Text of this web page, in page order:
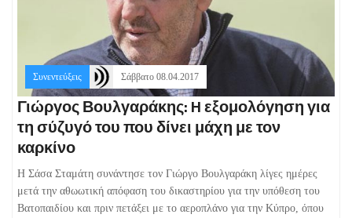
Συνεντεύξεις Σάββατο 08.04.2017
Γιώργος Βουλγαράκης: H εξομολόγηση για
τη σύζυγό του που δίνει μάχη με τον
καρκίνο
Η Σάσα Σταμάτη συνάντησε τον Γιώργο Βουλγαράκη λίγες ημέρες
μετά την αθωωτική απόφαση του δικαστηρίου για την υπόθεση του
Βατοπαιδίου και πριν πετάξει με το αεροπλάνο για την Κύπρο, όπου